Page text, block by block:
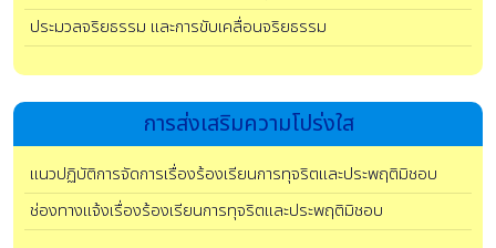
ประมวลจริยธรรม และการขับเคลื่อนจริยธรรม
การส่งเสริมความโปร่งใส
แนวปฏิบัติการจัดการเรื่องร้องเรียนการทุจริตและประพฤติมิชอบ
ช่องทางแจ้งเรื่องร้องเรียนการทุจริตและประพฤติมิชอบ